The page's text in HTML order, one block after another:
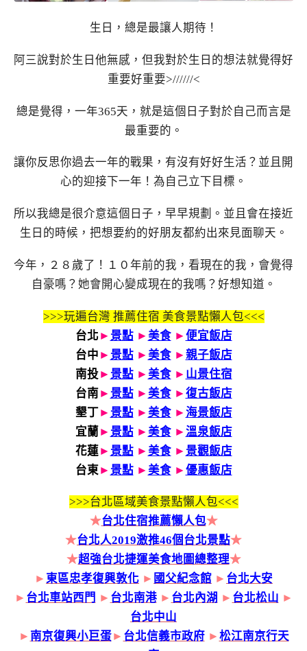
生日，總是最讓人期待！
阿三說對於生日他無感，但我對於生日的想法就覺得好
重要好重要>//////<
總是覺得，一年365天，就是這個日子對於自己而言是
最重要的。
讓你反思你過去一年的戰果，有沒有好好生活？並且開
心的迎接下一年！為自己立下目標。
所以我總是很介意這個日子，早早規劃。並且會在接近
生日的時候，把想要約的好朋友都約出來見面聊天。
今年，２８歲了！１０年前的我，看現在的我，會覺得
自豪嗎？她會開心變成現在的我嗎？好想知道。
>>>玩遍台灣 推薦住宿 美食景點懶人包<<<
台北 ► 景點 ► 美食► 便宜飯店
台中 ► 景點 ► 美食► 親子飯店
南投► 景點 ► 美食► 山景住宿
台南► 景點 ► 美食► 復古飯店
墾丁► 景點 ► 美食► 海景飯店
宜蘭 ► 景點 ► 美食► 溫泉飯店
花蓮► 景點 ► 美食► 景觀飯店
台東► 景點 ► 美食► 優惠飯店
>>>台北區域美食景點懶人包<<<
★台北住宿推薦懶人包★
★台北人2019激推46個台北景點★
★超強台北捷運美食地圖總整理★
► 東區忠孝復興敦化 ► 國父紀念館 ► 台北大安
► 台北車站西門 ► 台北南港 ► 台北內湖 ► 台北松山 ►
台北中山
► 南京復興小巨蛋► 台北信義市政府► 松江南京行天